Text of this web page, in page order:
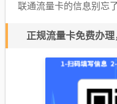
联通流量卡的信息别忘
正规流量卡免费办